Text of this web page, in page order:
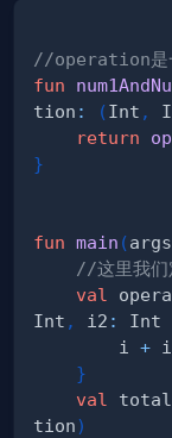
//operation是
fun
tion : (Int ,
return
}
fun main (args
//这里我们
val
Int , i2 : Int
        i
+
}
val
total
tion)